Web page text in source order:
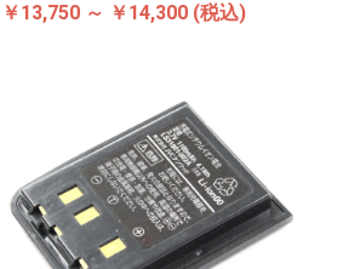
￥13,750 ～ ￥14,300 (税込)